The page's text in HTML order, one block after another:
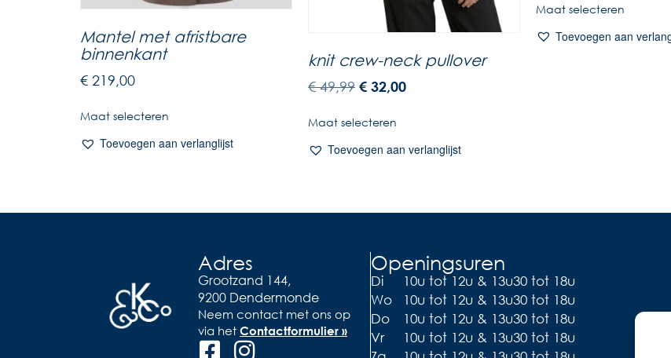
Mantel met afristbare
binnenkant
€ 219,00
Maat selecteren
Toevoegen aan verlanglijst
knit crew-neck pullover
€49,99 € 32,00
Maat selecteren
Toevoegen aan verlanglijst
Maat selecteren
Toevoegen aan
Adres
Grootzand 144,
9200 Dendermonde
Neem contact met ons op
via het Contactformulier »
Openingsuren
Di
10u tot 12u & 13u30 tot 18u
Wo
10u tot 12u & 13u30 tot 18u
Do
10u tot 12u & 13u30 tot 18u
Vr
10u tot 12u & 13u30 tot 18u